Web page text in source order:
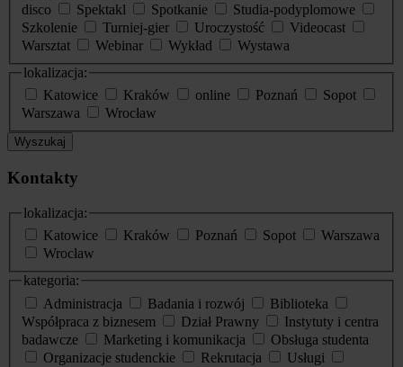
disco
Spektakl Spotkanie
Studia-podyplomowe
Szkolenie
Turniej-gier Uroczystość
Videocast
Warsztat
Webinar Wykład
Wystawa
lokalizacja:
Katowice
Kraków online Poznań
Sopot
Warszawa
Wrocław
Wyszukaj
Kontakty
lokalizacja:
Katowice
Kraków Poznań Sopot
Warszawa
Wrocław
kategoria:
Administracja
Badania i rozwój
Biblioteka
Współpraca z biznesem
Dział Prawny
Instytuty i centra
badawcze
Marketing i komunikacja
Obsługa studenta
Organizacje studenckie
Rekrutacja
Usługi